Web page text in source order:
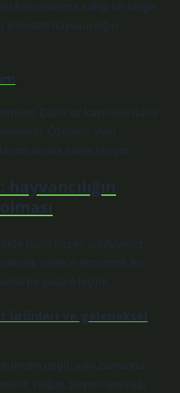
su kaynaklarına sahip bir bölge.
hayvancılığın
Daha az kaynakla daha
Özellikle yem
büyük önem taşıyor.
bunu bazen unutuyoruz
sadece ekonomik bir
bir yaşam biçimi.
ürünleri ve geleneksel
üretim değil, aynı zamanda
Yoğurt, peynir, tereyağı